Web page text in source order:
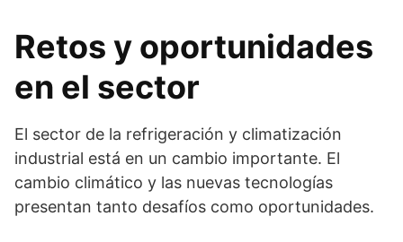
Retos y oportunidades
en el sector
El sector de la refrigeración y climatización
industrial está en un cambio importante. El
cambio climático y las nuevas tecnologías
presentan tanto desafíos como oportunidades.